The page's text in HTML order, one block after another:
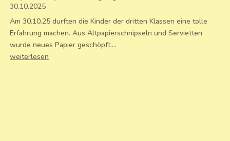
30.10.2025
Am 30.10.25 durften die Kinder der dritten Klassen eine tolle
Erfahrung machen. Aus Altpapierschnipseln und Servietten
wurde neues Papier geschöpft....
weiterlesen